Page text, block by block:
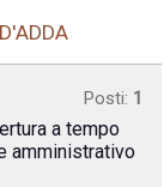
Posti: 1
a tempo
amministrativo